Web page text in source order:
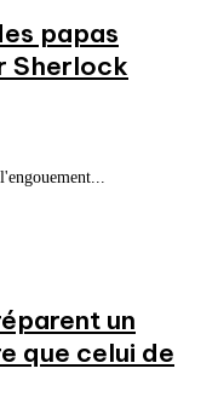
papas
Sherlock
un
que celui de